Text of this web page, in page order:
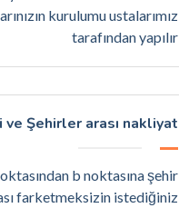
kurulumu ustalarımız
tarafından yapılır
ve Şehirler arası nakliyat
b noktasına şehir
farketmeksizin istediğiniz